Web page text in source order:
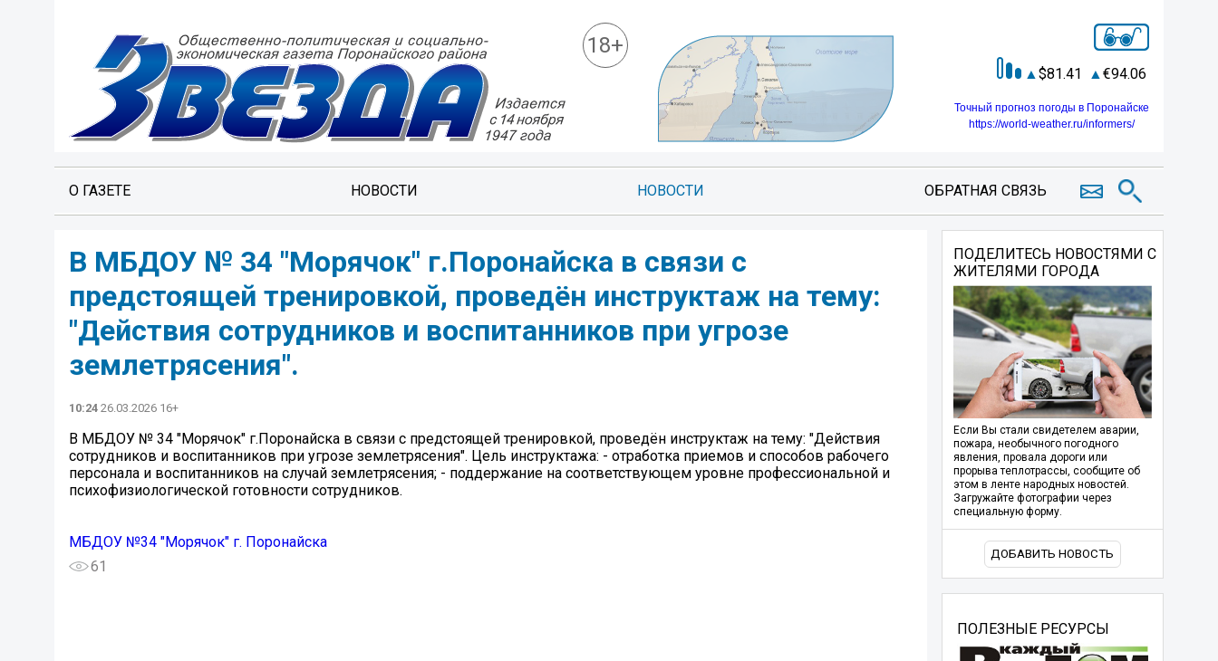
18+
81.41 94.06
Точный прогноз погоды в Поронайске
https://world-weather.ru/informers/
О ГАЗЕТЕ НОВОСТИ НОВОСТИ ОБРАТНАЯ СВЯЗЬ
В МБДОУ № 34 "Морячок" г.Поронайска в связи с
предстоящей тренировкой, проведён инструктаж на тему:
"Действия сотрудников и воспитанников при угрозе
землетрясения".
10:24 26.03.2026 16+
В МБДОУ № 34 "Морячок" г.Поронайска в связи с предстоящей тренировкой, проведён инструктаж на тему: "Действия
сотрудников и воспитанников при угрозе землетрясения". Цель инструктажа: - отработка приемов и способов рабочего
персонала и воспитанников на случай землетрясения; - поддержание на соответствующем уровне профессиональной и
психофизиологической готовности сотрудников.
МБДОУ №34 "Морячок" г. Поронайска
61
ПОДЕЛИТЕСЬ НОВОСТЯМИ С
ЖИТЕЛЯМИ ГОРОДА
Если Вы стали свидетелем аварии,
пожара, необычного погодного
явления, провала дороги или
прорыва теплотрассы, сообщите об
этом в ленте народных новостей.
Загружайте фотографии через
специальную форму.
ДОБАВИТЬ НОВОСТЬ
ПОЛЕЗНЫЕ РЕСУРСЫ